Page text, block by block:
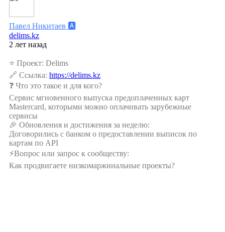
Павел Никитаев 🅰️
delims.kz
2 лет назад
⭐️ Проект: Delims
🔗 Ссылка: https://delims.kz
❓ Что это такое и для кого?
Сервис мгновенного выпуска предоплаченных карт
Mastercard, которыми можно оплачивать зарубежные
сервисы
🎉 Обновления и достижения за неделю:
Договорились с банком о предоставлении выписок по
картам по API
⚡️Вопрос или запрос к сообществу:
Как продвигаете низкомаржинальные проекты?